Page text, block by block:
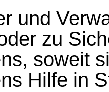
und
zu
soweit
Hilfe in